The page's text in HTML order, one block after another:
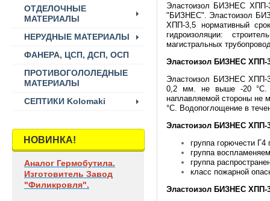
ОТДЕЛОЧНЫЕ
МАТЕРИАЛЫ
НЕРУДНЫЕ МАТЕРИАЛЫ
ФАНЕРА, ЦСП, ДСП, ОСП
ПРОТИВОГОЛОЛЕДНЫЕ
МАТЕРИАЛЫ
СЕПТИКИ Kolomaki
НОВИНКА!
Аналог Гермобутила.
Изготовитель Завод
"Филикровля".
Эластоизол БИЗНЕС ХПП-
"БИЗНЕС". Эластоизол
ХПП-3,5 нормативный
гидроизоляции:
магистральных
Эластоизол БИЗНЕС ХПП-
Эластоизол БИЗНЕС ХПП-
0,2 мм. не выше -20 °С.
наплавляемой стороны не
°С. Водопоглощение в
Эластоизол БИЗНЕС ХПП-
группа горючести
группа
группа
класс пожарной
Эластоизол БИЗНЕС ХПП-